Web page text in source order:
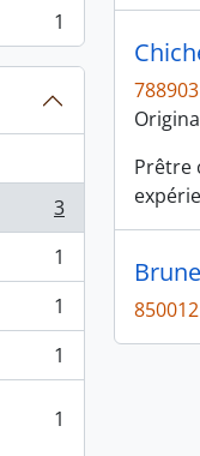
1
3
1
1
1
1
788903
Prêtre
850012